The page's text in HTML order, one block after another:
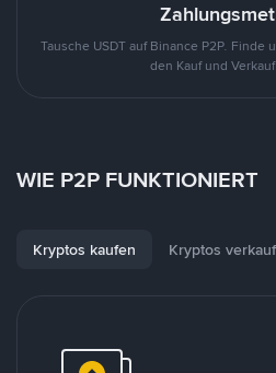
Tausche USDT auf Binance P2P.
den Kauf und
WIE P2P FUNKTIONIERT
Kryptos kaufen Kryptos